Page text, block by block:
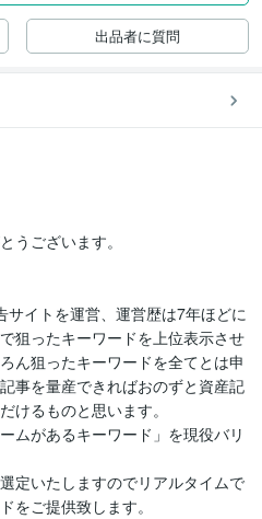
出品者に質問
うございます。
イトを運営、運営歴は7年ほどに
狙ったキーワードを上位表示させ
ん狙ったキーワードを全てとは申
事を量産できればおのずと資産記
けるものと思います。
ムがあるキーワード」を現役バリ
定いたしますのでリアルタイムで
をご提供致します。